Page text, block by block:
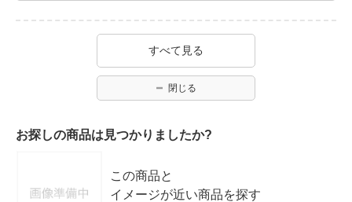
すべて見る
閉じる
お探しの商品は見つかりましたか?
この商品と
イメージが近い商品を探す